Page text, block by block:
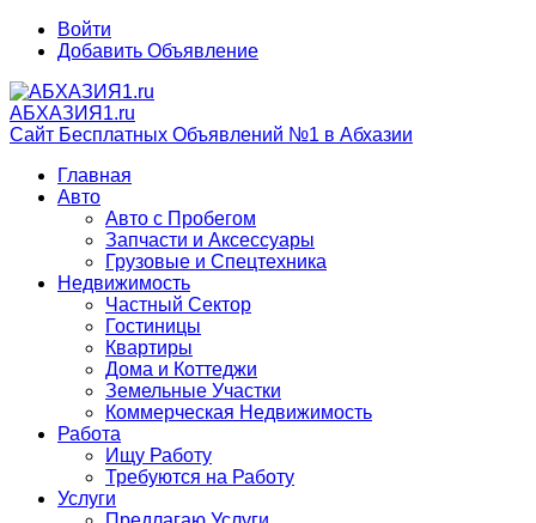
Войти
Добавить Объявление
АБХАЗИЯ1.ru
Сайт Бесплатных Объявлений №1 в Абхазии
Главная
Авто
Авто с Пробегом
Запчасти и Аксессуары
Грузовые и Спецтехника
Недвижимость
Частный Сектор
Гостиницы
Квартиры
Дома и Коттеджи
Земельные Участки
Коммерческая Недвижимость
Работа
Ищу Работу
Требуются на Работу
Услуги